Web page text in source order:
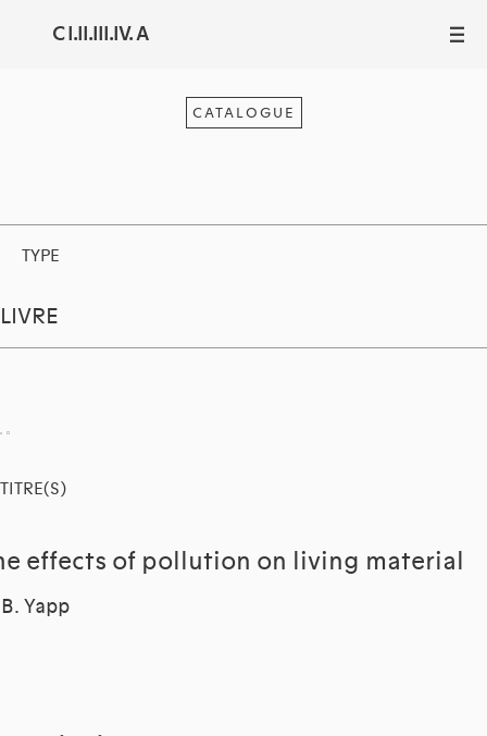
C I.II.III.IV. A III
CATALOGUE
TYPE
LIVRE
TITRE(S)
effects of pollution on living material
Yapp